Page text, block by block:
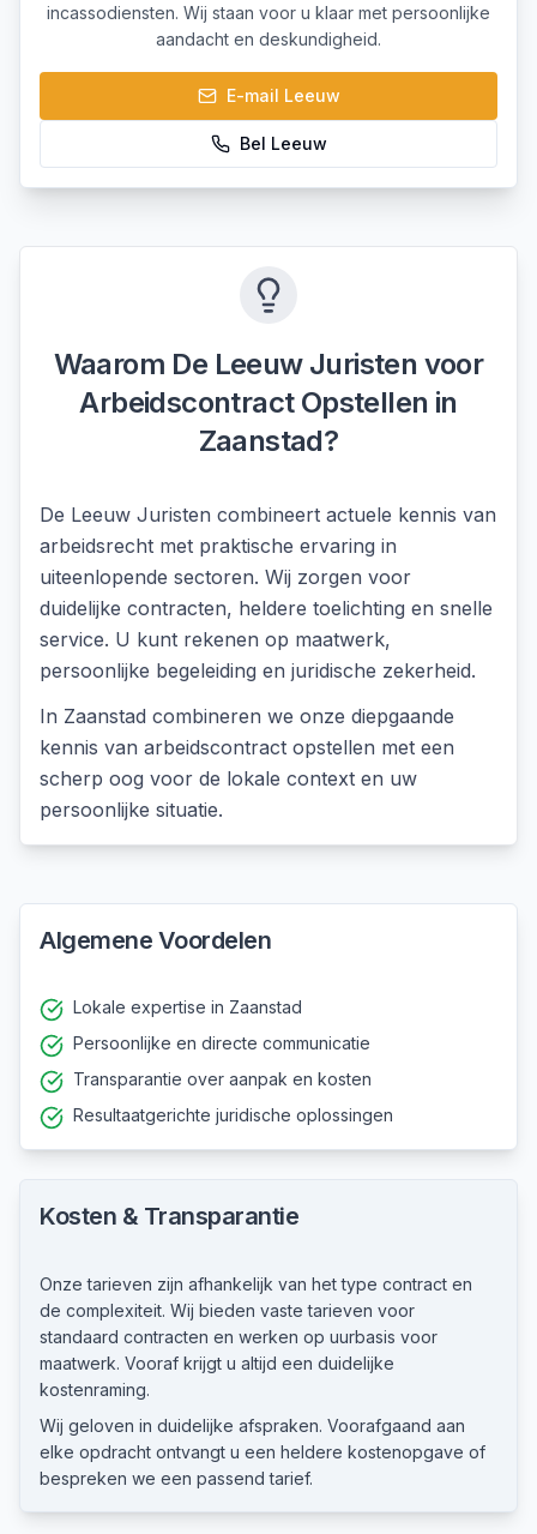
incassodiensten. Wij staan voor u klaar met persoonlijke
aandacht en deskundigheid.
E-mail Leeuw
Bel Leeuw
Waarom De Leeuw Juristen voor
Arbeidscontract Opstellen in
Zaanstad?
De Leeuw Juristen combineert actuele kennis van
arbeidsrecht met praktische ervaring in
uiteenlopende sectoren. Wij zorgen voor
duidelijke contracten, heldere toelichting en snelle
service. U kunt rekenen op maatwerk,
persoonlijke begeleiding en juridische zekerheid.
In Zaanstad combineren we onze diepgaande
kennis van arbeidscontract opstellen met een
scherp oog voor de lokale context en uw
persoonlijke situatie.
Algemene Voordelen
Lokale expertise in Zaanstad
Persoonlijke en directe communicatie
Transparantie over aanpak en kosten
Resultaatgerichte juridische oplossingen
Kosten & Transparantie
Onze tarieven zijn afhankelijk van het type contract en
de complexiteit. Wij bieden vaste tarieven voor
standaard contracten en werken op uurbasis voor
maatwerk. Vooraf krijgt u altijd een duidelijke
kostenraming.
Wij geloven in duidelijke afspraken. Voorafgaand aan
elke opdracht ontvangt u een heldere kostenopgave of
bespreken we een passend tarief.